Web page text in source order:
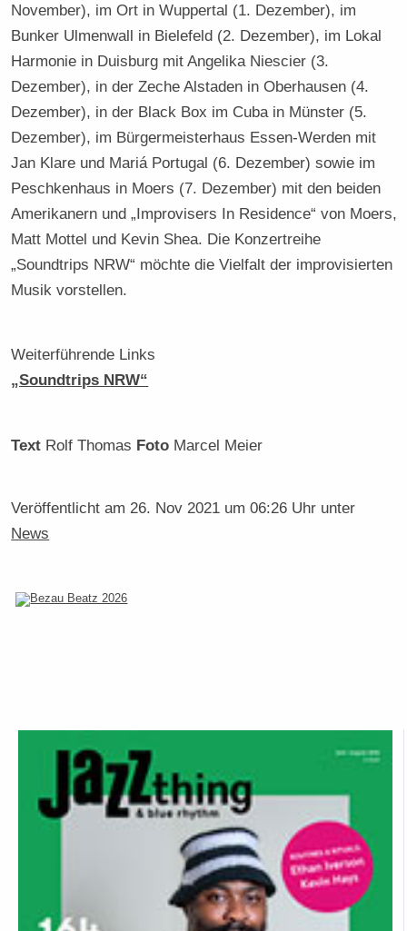
November), im Ort in Wuppertal (1. Dezember), im
Bunker Ulmenwall in Bielefeld (2. Dezember), im Lokal
Harmonie in Duisburg mit Angelika Niescier (3.
Dezember), in der Zeche Alstaden in Oberhausen (4.
Dezember), in der Black Box im Cuba in Münster (5.
Dezember), im Bürgermeisterhaus Essen-Werden mit
Jan Klare und Mariá Portugal (6. Dezember) sowie im
Peschkenhaus in Moers (7. Dezember) mit den beiden
Amerikanern und „Improvisers In Residence“ von Moers,
Matt Mottel und Kevin Shea. Die Konzertreihe
„Soundtrips NRW“ möchte die Vielfalt der improvisierten
Musik vorstellen.
Weiterführende Links
„Soundtrips NRW“
Text Rolf Thomas Foto Marcel Meier
Veröffentlicht am 26. Nov 2021 um 06:26 Uhr unter
News